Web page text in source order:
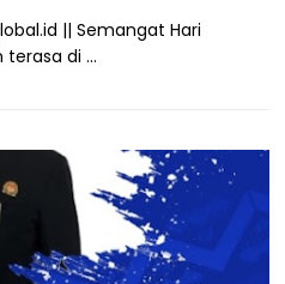
|| Semangat Hari
di ...